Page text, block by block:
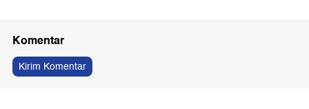
Komentar
Kirim Komentar